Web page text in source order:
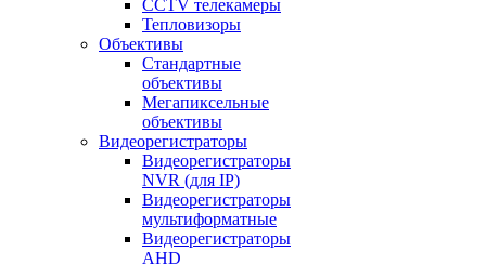
CCTV телекамеры
Тепловизоры
Объективы
Стандартные
объективы
Мегапиксельные
объективы
Видеорегистраторы
Видеорегистраторы
NVR (для IP)
Видеорегистраторы
мультиформатные
Видеорегистраторы
AHD